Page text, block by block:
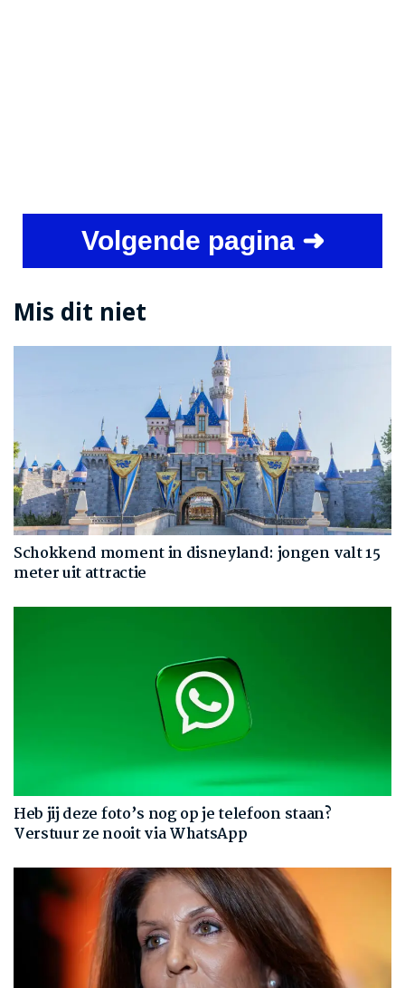
Volgende pagina ➜
Mis dit niet
Schokkend moment in disneyland: jongen valt 15
meter uit attractie
Heb jij deze foto’s nog op je telefoon staan?
Verstuur ze nooit via WhatsApp